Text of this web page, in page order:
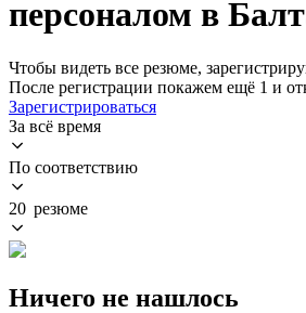
персоналом в
Чтобы видеть все резюме,
После регистрации покажем ещё 1 и
Зарегистрироваться
За всё время
По соответствию
20 резюме
Ничего не нашлось